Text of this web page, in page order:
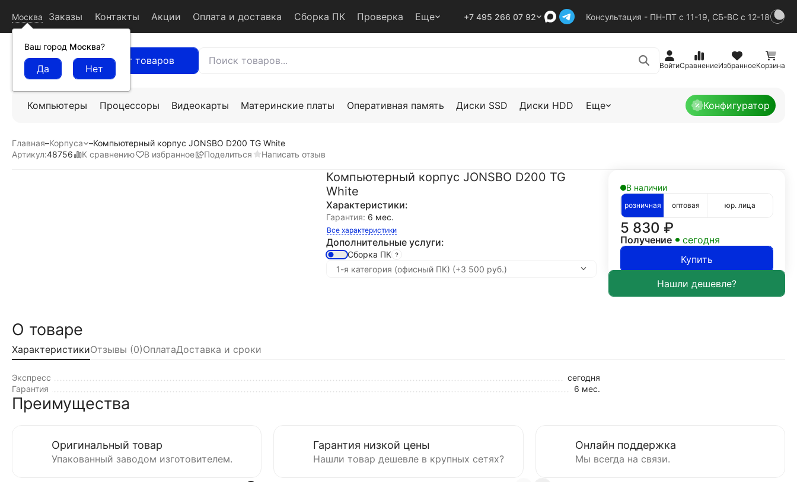
Москва
Ваш город Москва?
Заказы Контакты Акции Оплата и доставка Сборка ПК Проверка Еще +7 495 266 07 92 Консультация - ПН-ПТ с 11-19, СБ-ВС с 12-18
Каталог товаров ВойтиСравнениеИзбранноеКорзина
Компьютеры Процессоры Видеокарты Материнские платы Оперативная память Диски SSD Диски HDD Еще Конфигуратор
Главная–Корпуса –Компьютерный корпус JONSBO D200 TG White
Артикул:48756 К сравнению В избранное Поделиться Написать отзыв
Компьютерный корпус JONSBO D200 TG
White
Характеристики:
Гарантия: 6 мес.
Все характеристики
Дополнительные услуги:
Сборка ПК
В наличии
розничная оптовая юр. лица
5 830 ₽
Получение
сегодня
Купить
О товаре
ХарактеристикиОтзывы (0)ОплатаДоставка и сроки
Экспресс
сегодня
Гарантия
6 мес.
Преимущества
Оригинальный товар
Упакованный заводом изготовителем.
Гарантия низкой цены
Нашли товар дешевле в крупных сетях?
Онлайн поддержка
Мы всегда на связи.